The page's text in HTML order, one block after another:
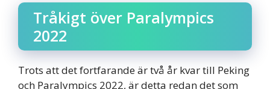
Tråkigt över Paralympics
2022
Trots att det fortfarande är två år kvar till Peking
och Paralympics 2022, är detta redan det som